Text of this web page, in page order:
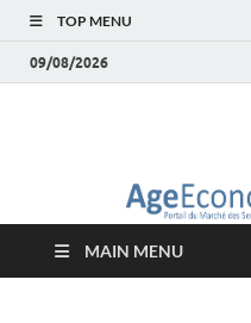
TOP MENU
09/08/2026
desMAIN MENU